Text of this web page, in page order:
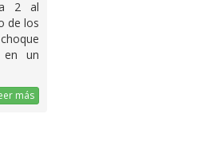
a 2 al
de los
en un
más